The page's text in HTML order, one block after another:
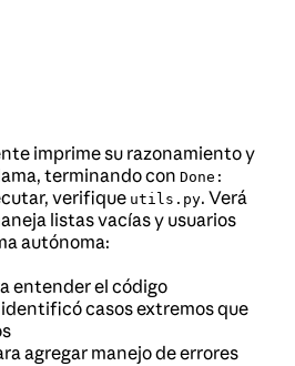
imprime su razonamiento y
terminando con Done:
verifique utils.py. Verá
listas vacías y usuarios
autónoma:
entender el código
identificó casos extremos que
agregar manejo de errores